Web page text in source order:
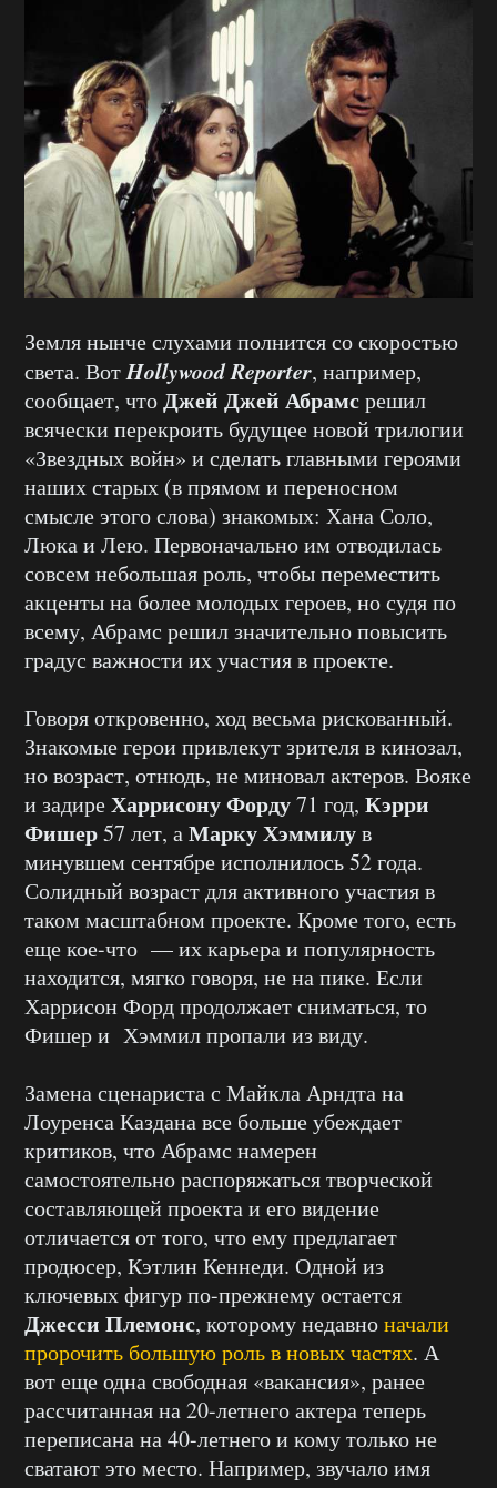
Земля нынче слухами полнится со скоростью
света. ВотHollywood Reporter, например,
сообщает, чтоДжей Джей Абрамсрешил
всячески перекроить будущее новой трилогии
«Звездных войн» и сделать главными героями
наших старых (в прямом и переносном
смысле этого слова) знакомых: Хана Соло,
Люка и Лею. Первоначально им отводилась
совсем небольшая роль, чтобы переместить
акценты на более молодых героев, но судя по
всему, Абрамс решил значительно повысить
градус важности их участия в проекте.
Говоря откровенно, ход весьма рискованный.
Знакомые герои привлекут зрителя в кинозал,
но возраст, отнюдь, не миновал актеров. Вояке
и задиреХаррисону Форду71 год, Кэрри
Фишер57 лет, аМарку Хэммилув
минувшем сентябре исполнилось 52 года.
Солидный возраст для активного участия в
таком масштабном проекте. Кроме того, есть
еще кое-что — их карьера и популярность
находится, мягко говоря, не на пике. Если
Харрисон Форд продолжает сниматься, то
Фишер и Хэммил пропали из виду.
Замена сценариста с Майкла Арндта на
Лоуренса Каздана все больше убеждает
критиков, что Абрамс намерен
самостоятельно распоряжаться творческой
составляющей проекта и его видение
отличается от того, что ему предлагает
продюсер, Кэтлин Кеннеди. Одной из
ключевых фигур по-прежнему остается
Джесси Племонс, которому недавноначали
пророчить большую роль в новых частях. А
вот еще одна свободная «вакансия», ранее
рассчитанная на 20-летнего актера теперь
переписана на 40-летнего и кому только не
сватают это место. Например, звучало имя